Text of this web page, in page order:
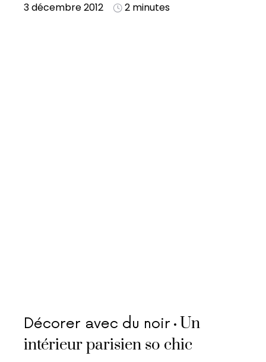
3 décembre 2012 2 minutes
Décorer avec du noir Un
intérieur parisien so chic